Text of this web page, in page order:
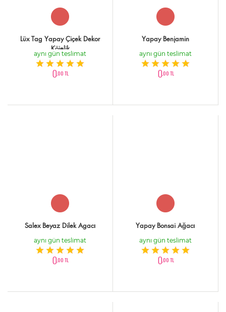
Lüx Tag Yapay Çiçek Dekor
Köielik
aynı gün teslimat
0,00 TL
Yapay Benjamin
aynı gün teslimat
0,00 TL
Salex Beyaz Dilek Agacı
aynı gün teslimat
0,00 TL
Yapay Bonsai Ağacı
aynı gün teslimat
0,00 TL